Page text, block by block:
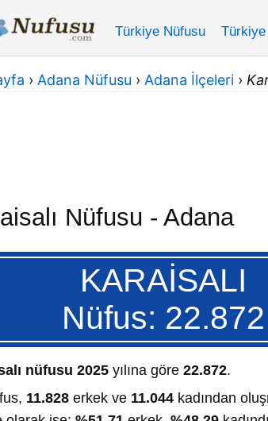
Türkiye Nüfusu
› Adana Nüfusu › Adana İlçeleri ›
Nüfusu - Adana
KARAİSALI
Nüfus: 22.872
nüfusu 2025 yılına göre 22.872.
11.828 erkek ve 11.044 kadından